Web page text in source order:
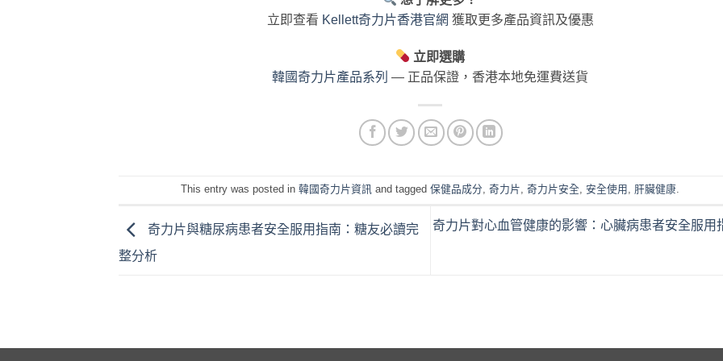
立即查看 Kellett奇力片香港官網 獲取更多產品資訊及優惠
立即選購
韓國奇力片產品系列 — 正品保證，香港本地免運費送貨
This entry was posted in韓國奇力片資訊 and tagged保健品成分,奇力片,奇力片安全,安全使用 , 肝臟健康.
奇力片與糖尿病患者安全服用指南：糖友必讀完
整分析
奇力片對心血管健康的影響：心臟病患者安全服用